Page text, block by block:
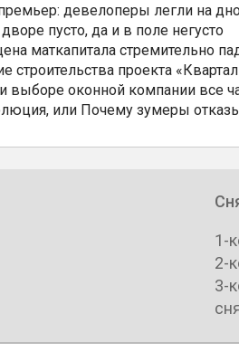
девелоперы легли на
пусто, да и в поле негусто
маткапитала стремительно
строительства проекта
выборе оконной компании все
или Почему зумеры
1-
2-
3-